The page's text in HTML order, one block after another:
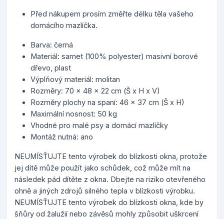
Před nákupem prosím změřte délku těla vašeho
domácího mazlíčka.
Barva: černá
Materiál: samet (100% polyester) masivní borové
dřevo, plast
Výplňový materiál: molitan
Rozměry: 70 x 48 x 22 cm (Š x H x V)
Rozměry plochy na spaní: 46 x 37 cm (Š x H)
Maximální nosnost: 50 kg
Vhodné pro malé psy a domácí mazlíčky
Montáž nutná: ano
NEUMÍSŤUJTE tento výrobek do blízkosti okna, protože
jej dítě může použít jako schůdek, což může mít na
následek pád dítěte z okna. Dbejte na riziko otevřeného
ohně a jiných zdrojů silného tepla v blízkosti výrobku.
NEUMÍSŤUJTE tento výrobek do blízkosti okna, kde by
šňůry od žalužií nebo závěsů mohly způsobit uškrcení